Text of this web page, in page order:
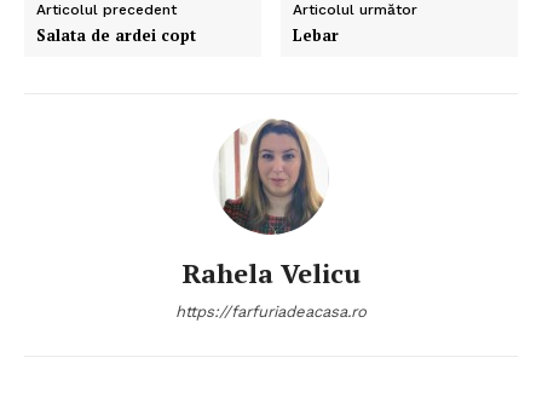
Articolul precedent
Salata de ardei copt
Articolul următor
Lebar
Rahela Velicu
https://farfuriadeacasa.ro